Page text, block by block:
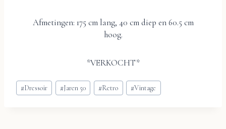
Afmetingen: 175 cm lang, 40 cm diep en 60.5 cm
hoog.
*VERKOCHT*
Bericht
tags:
#Dressoir #Jaren 50 #Retro #Vintage